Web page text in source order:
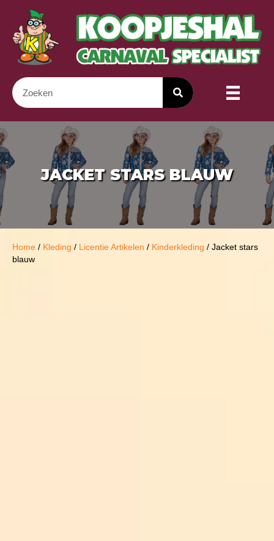
JACKET STARS BLAUW
Home / Kleding / Licentie Artikelen / Kinderkleding / Jacket stars
blauw